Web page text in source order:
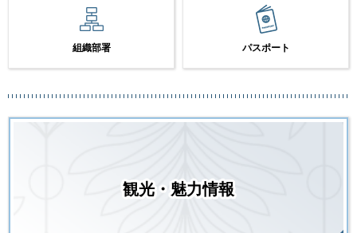
組織部署 パスポート
観光・魅力情報